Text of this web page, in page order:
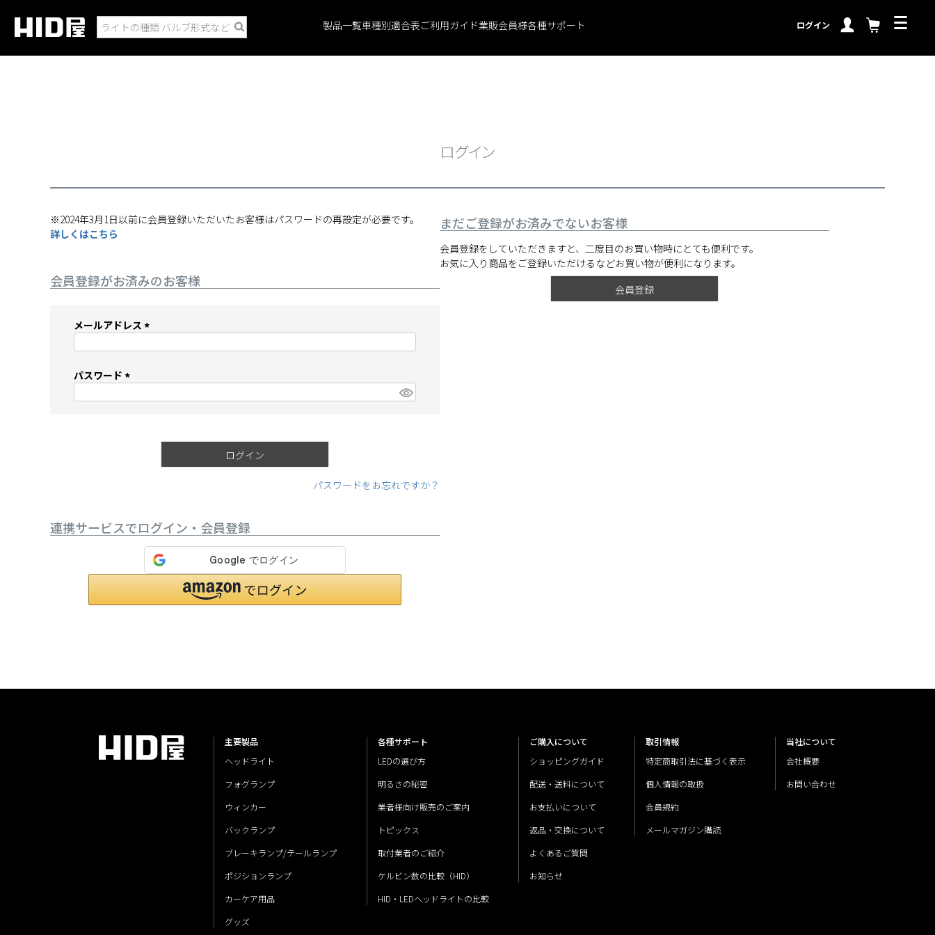
製品一覧車種別適合表ご利用ガイド業販会員様各種サポート ログイン
ログイン
※2024年3月1日以前に会員登録いただいたお客様はパスワードの再設定が必要です。
詳しくはこちら
会員登録がお済みのお客様
メールアドレス
)
パスワード
ログイン
パスワードをお忘れですか？
連携サービスでログイン・会員登録
まだご登録がお済みでないお客様
会員登録をしていただきますと、二度目のお買い物時にとても便利です。
お気に入り商品をご登録いただけるなどお買い物が便利になります。
会員登録
主要製品
ヘッドライト
フォグランプ
ウィンカー
バックランプ
ブレーキランプ/テールランプ
ポジションランプ
カーケア用品
グッズ
各種サポート
LEDの選び方
明るさの秘密
業者様向け販売のご案内
トピックス
取付業者のご紹介
ケルビン数の比較（HID）
HID・LEDヘッドライトの比較
ご購入について
ショッピングガイド
配送・送料について
お支払いについて
返品・交換について
よくあるご質問
お知らせ
取引情報
特定商取引法に基づく表示
個人情報の取扱
会員規約
メールマガジン購読
当社について
会社概要
お問い合わせ